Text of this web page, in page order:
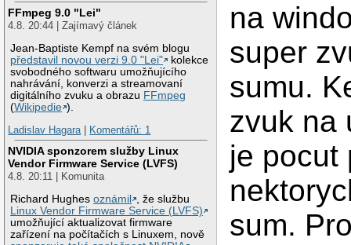
FFmpeg 9.0 "Lei"
4.8. 20:44 | Zajímavý článek
Jean-Baptiste Kempf na svém blogu
představil novou verzi 9.0 "Lei"
kolekce
svobodného softwaru umožňujícího
nahrávání, konverzi a streamovaní
digitálního zvuku a obrazu FFmpeg
(Wikipedie ).
Ladislav Hagara| Komentářů: 1
NVIDIA sponzorem služby Linux
Vendor Firmware Service (LVFS)
4.8. 20:11 | Komunita
Richard Hughesoznámil
, že službu
Linux Vendor Firmware Service (LVFS)
umožňující aktualizovat firmware
zařízení na počítačích s Linuxem, nově
na
super
sumu.
zvuk na
je pocut
sum.